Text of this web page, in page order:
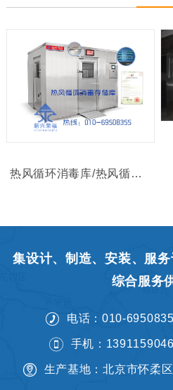
热风循环消毒库/热风循环消毒存储库
集设计、制造、安装、服
综合服务
电话：010-
手机：
生产基地：北京市怀柔